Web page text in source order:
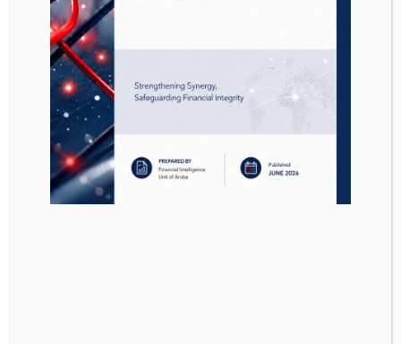
de Koninkrijksmeldpunten.
Het vereenvoudigen van de uitwisseling
van transactie-informatie tussen de
Koninkrijksmeldpunten.
Het versterken van de informatiepositie
van de Koninkrijksmeldpunten aangaande
criminele en ongebruikelijke geldstromen
binnen het Koninkrijk.